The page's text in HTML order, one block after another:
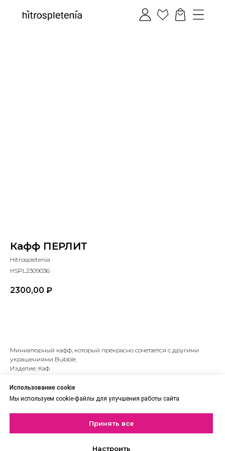
Использование cookie
Мы используем cookie-файлы для улучшения работы сайта
Принять все
Настроить
Кафф ПЕРЛИТ
Hitrospletenia
HSPL2309036
2300,00 ₽
Миниатюрный кафф, который прекрасно сочетается с другими
украшениями Bubble.
Изделие: Каф
Материал: Бижутерный сплав
Тип: Кафф
lwh: 100x100x50 mm
Weight: 150 g